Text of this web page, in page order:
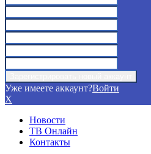
Уже имеете аккаунт?Войти
X
Новости
ТВ Онлайн
Контакты